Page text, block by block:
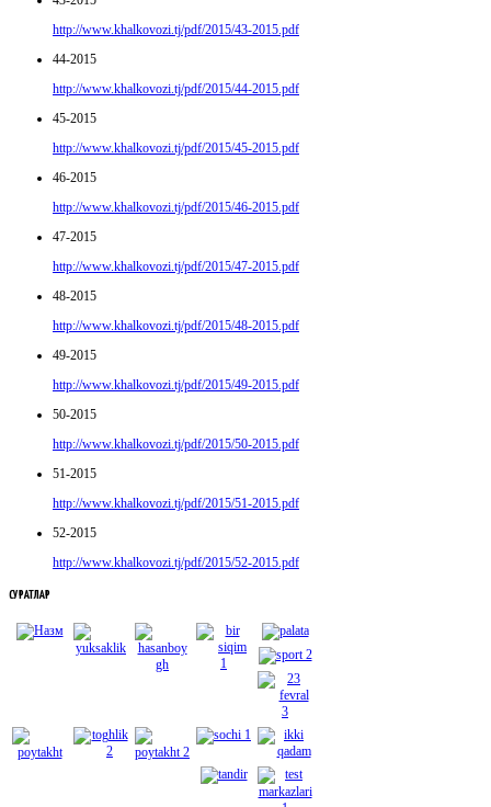
http://www.khalkovozi.tj/pdf/2015/43-2015.pdf
44-2015
http://www.khalkovozi.tj/pdf/2015/44-2015.pdf
45-2015
http://www.khalkovozi.tj/pdf/2015/45-2015.pdf
46-2015
http://www.khalkovozi.tj/pdf/2015/46-2015.pdf
47-2015
http://www.khalkovozi.tj/pdf/2015/47-2015.pdf
48-2015
http://www.khalkovozi.tj/pdf/2015/48-2015.pdf
49-2015
http://www.khalkovozi.tj/pdf/2015/49-2015.pdf
50-2015
http://www.khalkovozi.tj/pdf/2015/50-2015.pdf
51-2015
http://www.khalkovozi.tj/pdf/2015/51-2015.pdf
52-2015
http://www.khalkovozi.tj/pdf/2015/52-2015.pdf
СУРАТЛАР